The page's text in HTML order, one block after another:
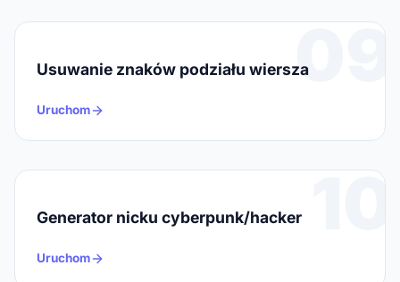
09
Usuwanie znaków podziału wiersza
Uruchom
10
Generator nicku cyberpunk/hacker
Uruchom